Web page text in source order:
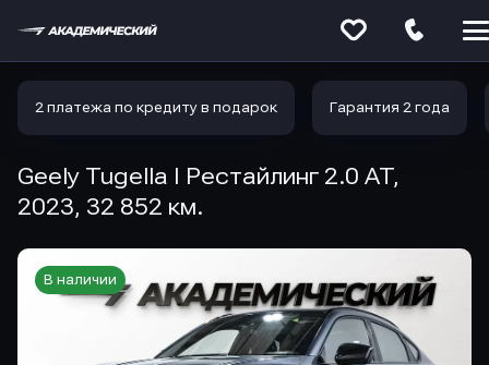
2 платежа по кредиту в подарок Гарантия 2 года
Geely Tugella I Рестайлинг 2.0 AT,
2023, 32 852 км.
В наличии